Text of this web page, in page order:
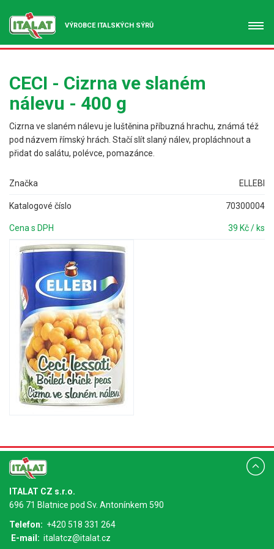
VÝROBCE ITALSKÝCH SÝRŮ
CECI - Cizrna ve slaném
nálevu - 400 g
Cizrna ve slaném nálevu je luštěnina příbuzná hrachu, známá též
pod názvem římský hrách. Stačí slít slaný nálev, propláchnout a
přidat do salátu, polévce, pomazánce.
Značka ELLEBI
Katalogové číslo 70300004
Cena s DPH 39 Kč / ks
ITALAT CZ s.r.o.
696 71 Blatnice pod Sv. Antonínkem 590
Telefon: +420 518 331 264
E-mail: italatcz@italat.cz